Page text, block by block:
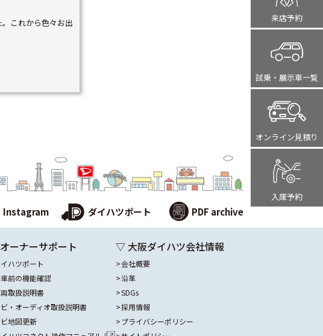
来店予約
試乗・展示車一覧
オンライン見積り
入庫予約
これから色々お出
Instagram ダイハツポート PDF archive
ーナーサポート
ハツポート
前の機能確認
取扱説明書
・オーディオ取扱説明書
地図更新
▽ 大阪ダイハツ会社情報
会社概要
沿革
SDGs
採用情報
プライバシーポリシー